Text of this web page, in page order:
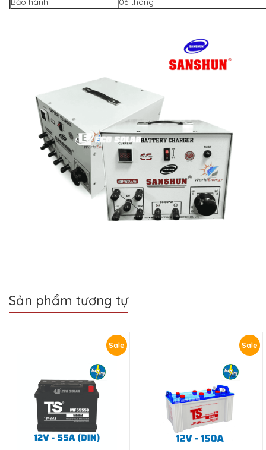
Sản phẩm tương tự
Sale Sale